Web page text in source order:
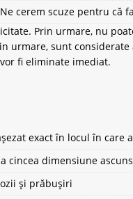
cerem scuze pentru că
Prin urmare, nu
sunt
fi eliminate imediat.
exact în locul în care
cincea dimensiune
și prăbușiri